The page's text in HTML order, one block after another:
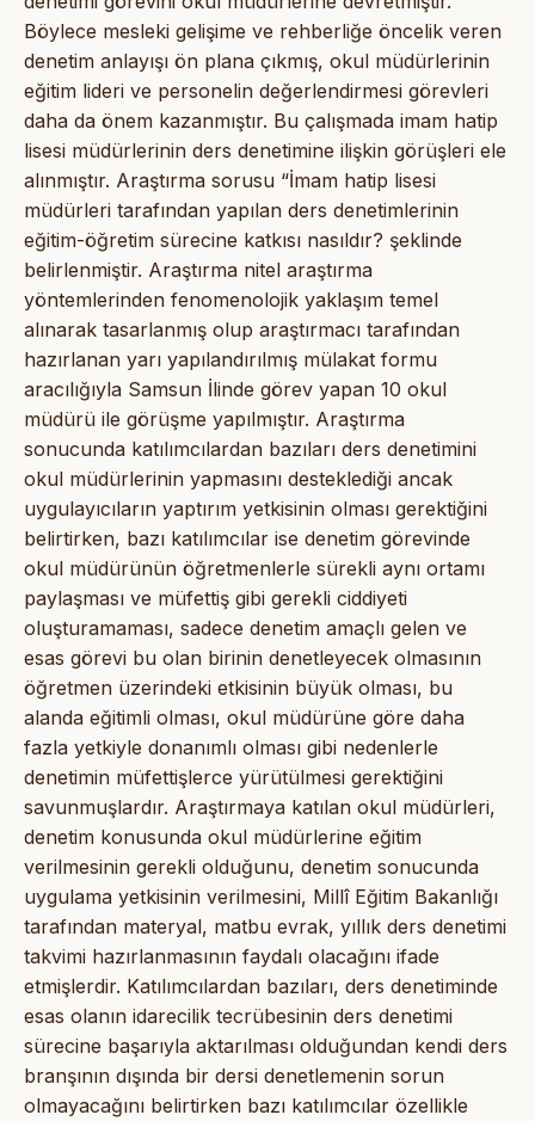
Böylece mesleki gelişime ve rehberliğe öncelik veren
denetim anlayışı ön plana çıkmış, okul müdürlerinin
eğitim lideri ve personelin değerlendirmesi görevleri
daha da önem kazanmıştır. Bu çalışmada imam hatip
lisesi müdürlerinin ders denetimine ilişkin görüşleri ele
alınmıştır. Araştırma sorusu “İmam hatip lisesi
müdürleri tarafından yapılan ders denetimlerinin
eğitim-öğretim sürecine katkısı nasıldır? şeklinde
belirlenmiştir. Araştırma nitel araştırma
yöntemlerinden fenomenolojik yaklaşım temel
alınarak tasarlanmış olup araştırmacı tarafından
hazırlanan yarı yapılandırılmış mülakat formu
aracılığıyla Samsun İlinde görev yapan 10 okul
müdürü ile görüşme yapılmıştır. Araştırma
sonucunda katılımcılardan bazıları ders denetimini
okul müdürlerinin yapmasını desteklediği ancak
uygulayıcıların yaptırım yetkisinin olması gerektiğini
belirtirken, bazı katılımcılar ise denetim görevinde
okul müdürünün öğretmenlerle sürekli aynı ortamı
paylaşması ve müfettiş gibi gerekli ciddiyeti
oluşturamaması, sadece denetim amaçlı gelen ve
esas görevi bu olan birinin denetleyecek olmasının
öğretmen üzerindeki etkisinin büyük olması, bu
alanda eğitimli olması, okul müdürüne göre daha
fazla yetkiyle donanımlı olması gibi nedenlerle
denetimin müfettişlerce yürütülmesi gerektiğini
savunmuşlardır. Araştırmaya katılan okul müdürleri,
denetim konusunda okul müdürlerine eğitim
verilmesinin gerekli olduğunu, denetim sonucunda
uygulama yetkisinin verilmesini, Millî Eğitim Bakanlığı
tarafından materyal, matbu evrak, yıllık ders denetimi
takvimi hazırlanmasının faydalı olacağını ifade
etmişlerdir. Katılımcılardan bazıları, ders denetiminde
esas olanın idarecilik tecrübesinin ders denetimi
sürecine başarıyla aktarılması olduğundan kendi ders
branşının dışında bir dersi denetlemenin sorun
olmayacağını belirtirken bazı katılımcılar özellikle